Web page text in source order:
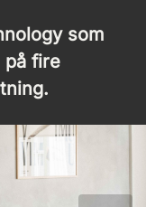
som
på fire